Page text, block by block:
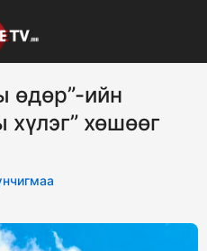
өдөр”-ийн
хүлэг” хөшөөг